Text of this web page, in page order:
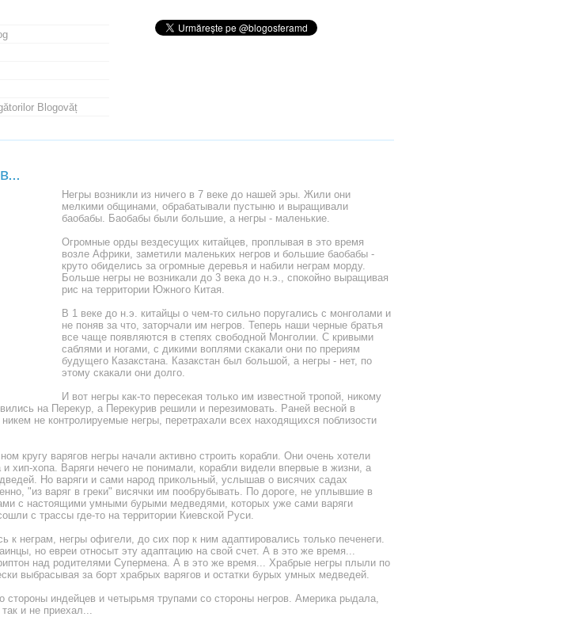
Blogovăț
Hегры возникли из ничего в 7 веке до нашей эры. Жили они
мелкими общинами, обрабатывали пустыню и выращивали
баобабы. Баобабы были большие, а негры - маленькие.
Огромные орды вездесущих китайцев, проплывая в это время
возле Африки, заметили маленьких негров и большие баобабы -
круто обиделись за огромные деревья и набили неграм морду.
Больше негры не возникали до 3 века до н.э., спокойно выращивая
рис на территории Южного Китая.
В 1 веке до н.э. китайцы о чем-то сильно поругались с монголами и
не поняв за что, заторчали им негров. Теперь наши черные братья
все чаще появляются в степях свободной Монголии. С кривыми
саблями и ногами, с дикими воплями скакали они по прериям
будущего Казакстана. Казакстан был большой, а негры - нет, по
этому скакали они долго.
И вот негры как-то пересекая только им известной тропой, никому
на Перекур, а Перекурив решили и перезимовать. Раней весной в
не контролируемые негры, перетрахали всех находящихся поблизости
кругу варягов негры начали активно строить корабли. Они очень хотели
хип-хопа. Варяги нечего не понимали, корабли видели впервые в жизни, а
Hо варяги и сами народ прикольный, услышав о висячих садах
"из варяг в греки" висячки им пообрубывать. По дороге, не уплывшие в
с настоящими умными бурыми медведями, которых уже сами варяги
с трассы где-то на территории Киевской Руси.
к неграм, негры офигели, до сих пор к ним адаптировались только печенеги.
но евреи относыт эту адаптацию на свой счет. А в это же время...
над родителями Супермена. А в это же время... Храбрые негры плыли по
выбрасывая за борт храбрых варягов и остатки бурых умных медведей.
стороны индейцев и четырьмя трупами со стороны негров. Америка рыдала,
и не приехал...